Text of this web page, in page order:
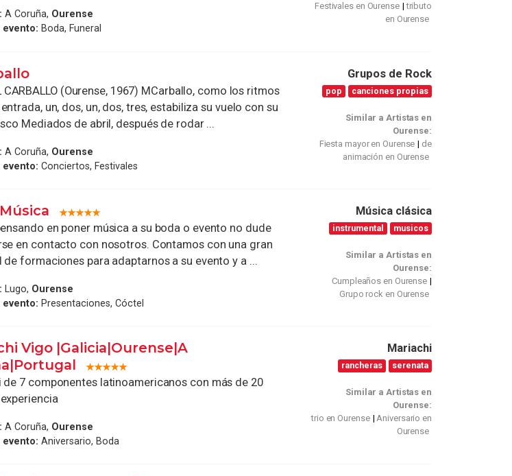
A Coruña, Ourense
evento: Boda, Funeral
Festivales en Ourense
tributo
en Ourense
CARBALLO (Ourense, 1967) MCarballo, como los ritmos
un, dos, un, dos, tres, estabiliza su vuelo con su
Mediados de abril, después de rodar ...
A Coruña, Ourense
evento: Conciertos, Festivales
Grupos de Rock
pop canciones propias
Similar a Artistas en
Ourense:
Fiesta mayor en Ourense
de
animación en Ourense
en poner música a su boda o evento no dude
en contacto con nosotros. Contamos con una gran
de formaciones para adaptarnos a su evento y a ...
Lugo, Ourense
evento: Presentaciones, Cóctel
Música clásica
instrumental musicos
Similar a Artistas en
Ourense:
Cumpleaños en Ourense
Grupo rock en Ourense
Vigo |Galicia|Ourense|A
de 7 componentes latinoamericanos con más de 20
A Coruña, Ourense
evento: Aniversario, Boda
Mariachi
rancheras serenata
Similar a Artistas en
Ourense:
trio en Ourense
Aniversario en
Ourense